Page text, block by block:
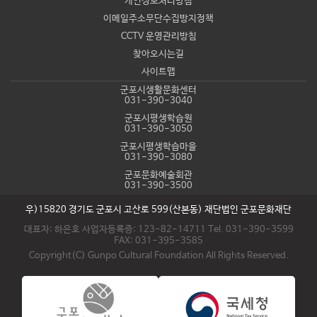
이메일주소무단수집방지정책
CCTV 운영관리방침
찾아오시는길
사이트맵
군포시생활문화센터
031-390-3040
군포시평생학습원
031-390-3050
군포시평생학습마을
031-390-3080
군포문화예술회관
031-390-3500
우)15820 경기도 군포시 고산로 599(산본동) 재단법인 군포문화재단
대표자: 하은호 사업자등록증: 123-82-14711 Tel. 031-390-3599
FAX: 031-395-3585
Copyright(C) Gunpo Cultural Foundation All Rights Reserved.